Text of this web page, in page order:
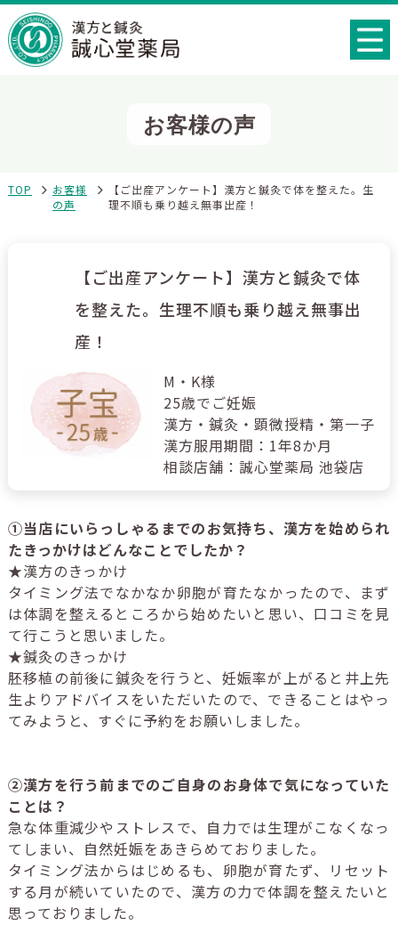
お客様の声
TOP
お客様
の声
【ご出産アンケート】漢方と鍼灸で体を整えた。生
理不順も乗り越え無事出産！
【ご出産アンケート】漢方と鍼灸で体
を整えた。生理不順も乗り越え無事出
産！
M・K様
25歳でご妊娠
漢方・鍼灸・顕微授精・第一子
漢方服用期間：1年8か月
相談店舗：誠心堂薬局 池袋店
①当店にいらっしゃるまでのお気持ち、漢方を始められ
たきっかけはどんなことでしたか？
★漢方のきっかけ
タイミング法でなかなか卵胞が育たなかったので、まず
は体調を整えるところから始めたいと思い、口コミを見
て行こうと思いました。
★鍼灸のきっかけ
胚移植の前後に鍼灸を行うと、妊娠率が上がると井上先
生よりアドバイスをいただいたので、できることはやっ
てみようと、すぐに予約をお願いしました。
②漢方を行う前までのご自身のお身体で気になっていた
ことは？
急な体重減少やストレスで、自力では生理がこなくなっ
てしまい、自然妊娠をあきらめておりました。
タイミング法からはじめるも、卵胞が育たず、リセット
する月が続いていたので、漢方の力で体調を整えたいと
思っておりました。